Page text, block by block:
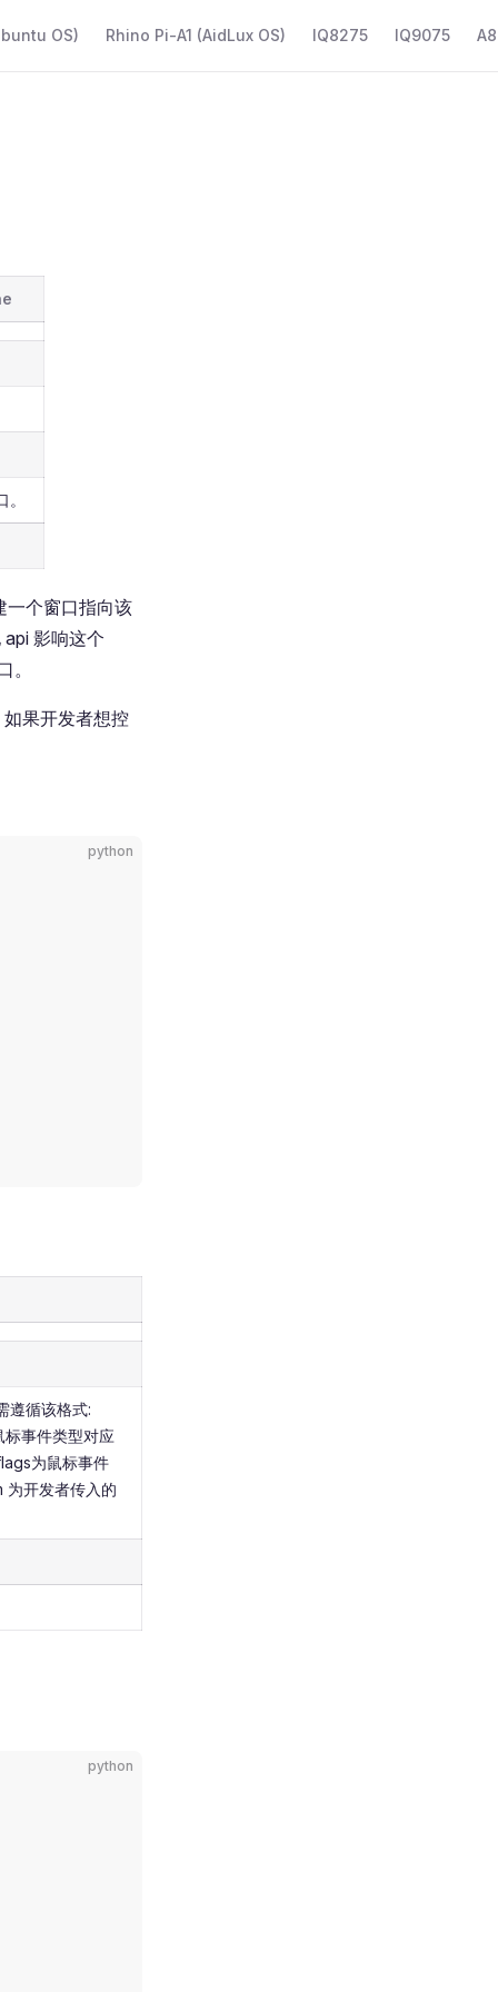
OS) Rhino Pi-A1 (AidLux OS) IQ8275 IQ9075
个窗口指向该
影响这个
。
果开发者想控
python
遵循该格式:
事件类型对应
为鼠标事件
为开发者传入的
python